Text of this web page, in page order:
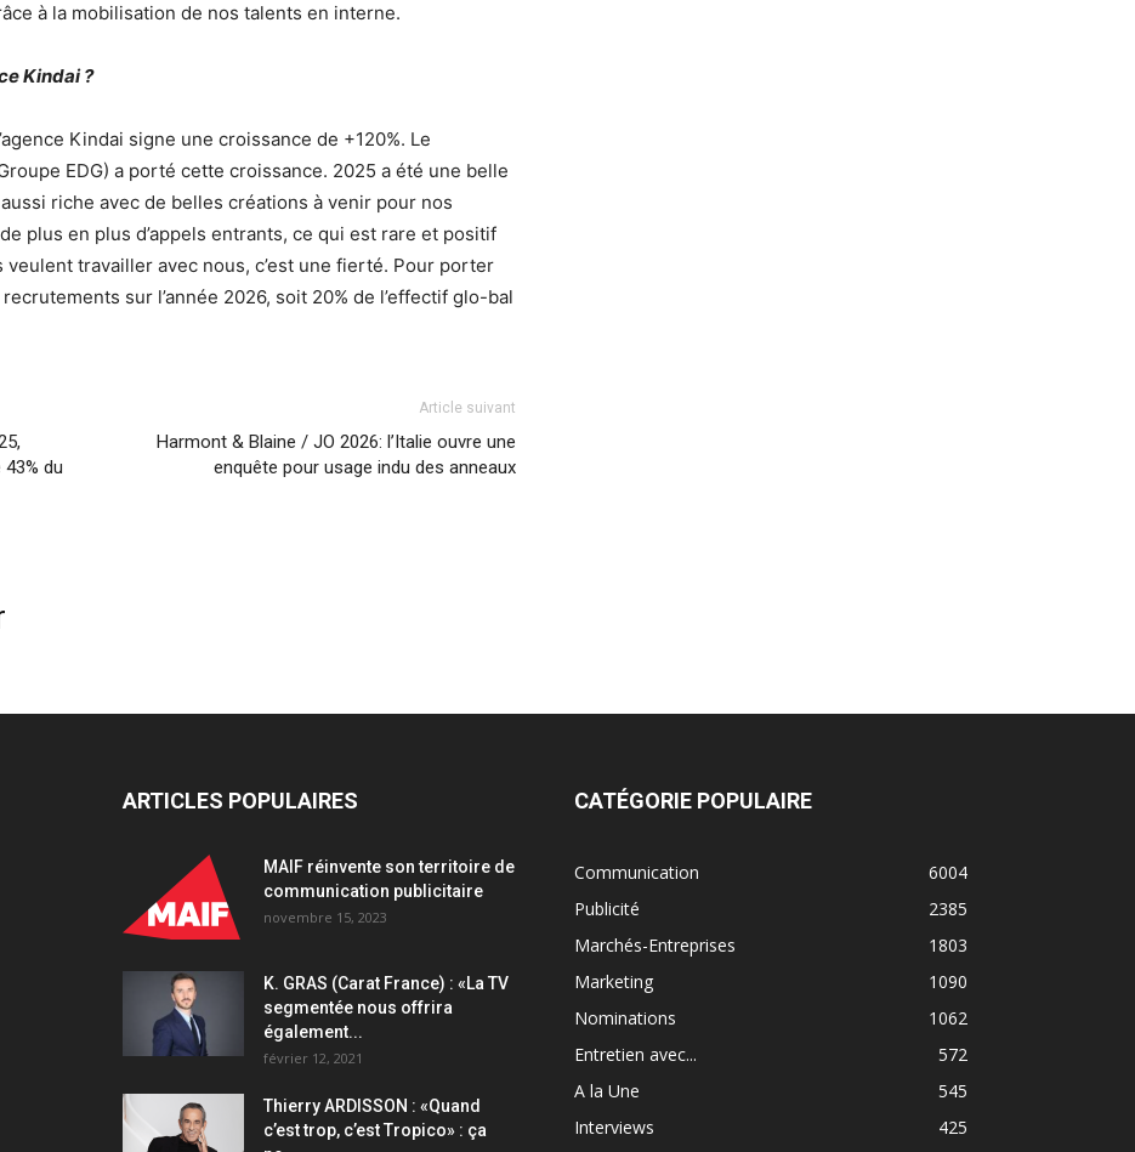
à la mobilisation de nos talents en interne.
Kindai ?
Kindai signe une croissance de +120%. Le
EDG) a porté cette croissance. 2025 a été une belle
riche avec de belles créations à venir pour nos
plus en plus d’appels entrants, ce qui est rare et positif
travailler avec nous, c’est une fierté. Pour porter
sur l’année 2026, soit 20% de l’effectif glo-bal
du
Article suivant
Harmont & Blaine / JO 2026: l’Italie ouvre une
enquête pour usage indu des anneaux
ARTICLES POPULAIRES
MAIF réinvente son territoire de
communication publicitaire
novembre 15, 2023
K. GRAS (Carat France) : «La TV
segmentée nous offrira
également...
février 12, 2021
Thierry ARDISSON : «Quand
c’est trop, c’est Tropico» : ça
CATÉGORIE POPULAIRE
Communication
6004
Publicité
2385
Marchés-Entreprises
1803
Marketing
1090
Nominations
1062
Entretien avec...
572
A la Une
545
Interviews
425